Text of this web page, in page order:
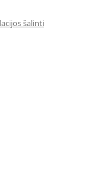
šalinti